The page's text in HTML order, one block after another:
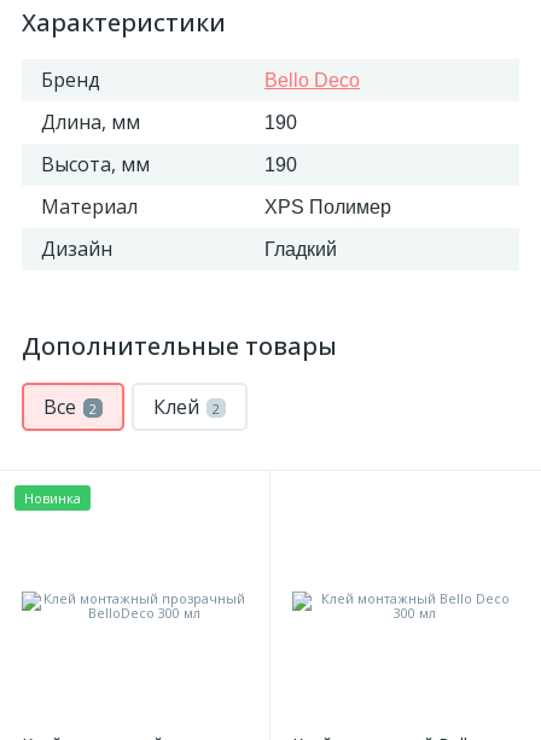
Характеристики
Бренд Bello Deco
Длина, мм 190
Высота, мм 190
Материал XPS Полимер
Дизайн Гладкий
Дополнительные товары
Все 2 Клей 2
Новинка